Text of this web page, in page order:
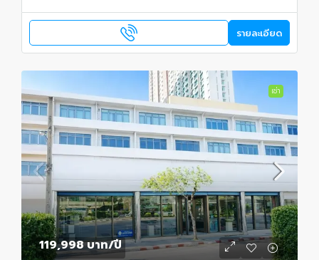
รายละเอียด
เช่า
119,998 บาท/ปี